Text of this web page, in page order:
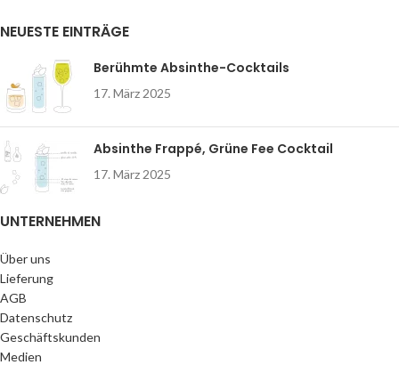
NEUESTE EINTRÄGE
Berühmte Absinthe-Cocktails
17. März 2025
Absinthe Frappé, Grüne Fee Cocktail
17. März 2025
UNTERNEHMEN
Über uns
Lieferung
AGB
Datenschutz
Geschäftskunden
Medien